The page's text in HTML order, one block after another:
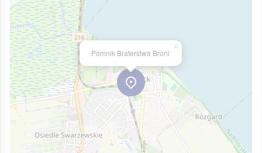
Pomnik Braterstwa Broni
×